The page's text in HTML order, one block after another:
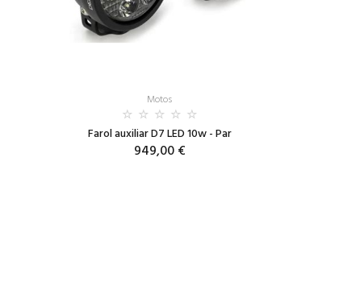
Motos
Farol auxiliar D7 LED 10w - Par
949,00 €